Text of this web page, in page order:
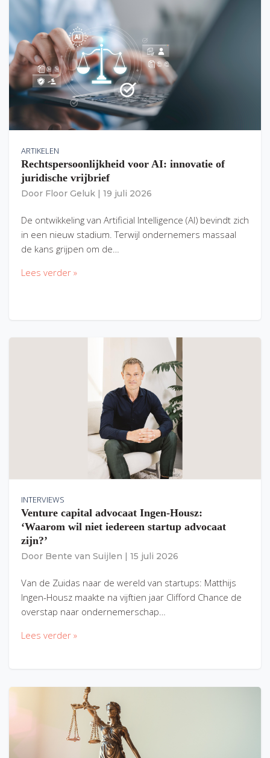
ARTIKELEN
Rechtspersoonlijkheid voor AI: innovatie of
juridische vrijbrief
Door Floor Geluk 19 juli 2026
De ontwikkeling van Artificial Intelligence (AI) bevindt zich
in een nieuw stadium. Terwijl ondernemers massaal
de kans grijpen om de…
Lees verder »
INTERVIEWS
Venture capital advocaat Ingen-Housz:
‘Waarom wil niet iedereen startup advocaat
zijn?’
Door Bente van Suijlen 15 juli 2026
Van de Zuidas naar de wereld van startups: Matthijs
Ingen-Housz maakte na vijftien jaar Clifford Chance de
overstap naar ondernemerschap…
Lees verder »